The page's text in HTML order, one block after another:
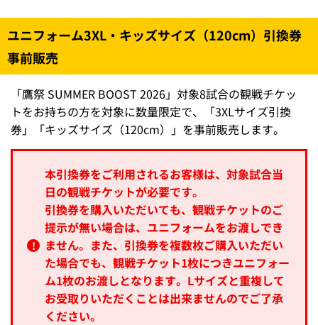
ユニフォーム3XL・キッズサイズ（120cm）引換券
事前販売
「鷹祭 SUMMER BOOST 2026」対象8試合の観戦チケッ
トをお持ちの方を対象に数量限定で、「3XLサイズ引換
券」「キッズサイズ（120cm）」を事前販売します。
本引換券をご利用されるお客様は、対象試合当
日の観戦チケットが必要です。
引換券を購入いただいても、観戦チケットのご
提示が無い場合は、ユニフォームをお渡しでき
ません。また、引換券を複数枚ご購入いただい
た場合でも、観戦チケット1枚につきユニフォー
ム1枚のお渡しとなります。Lサイズと重複して
お受取りいただくことは出来ませんのでご了承
ください。